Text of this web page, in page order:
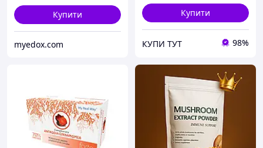
Купити
myedox.com
Купити
КУПИ ТУТ 98%